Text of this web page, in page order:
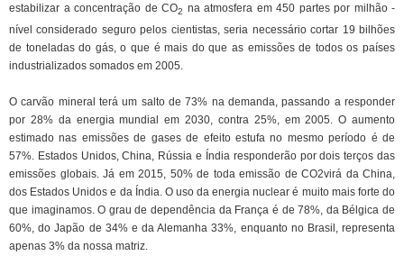
estabilizar a concentração de CO2 na atmosfera em 450 partes por milhão -
nível considerado seguro pelos cientistas, seria necessário cortar 19 bilhões
de toneladas do gás, o que é mais do que as emissões de todos os países
industrializados somados em 2005.
O carvão mineral terá um salto de 73% na demanda, passando a responder
por 28% da energia mundial em 2030, contra 25%, em 2005. O aumento
estimado nas emissões de gases de efeito estufa no mesmo período é de
57%. Estados Unidos, China, Rússia e Índia responderão por dois terços das
emissões globais. Já em 2015, 50% de toda emissão de CO2virá da China,
dos Estados Unidos e da Índia. O uso da energia nuclear é muito mais forte do
que imaginamos. O grau de dependência da França é de 78%, da Bélgica de
60%, do Japão de 34% e da Alemanha 33%, enquanto no Brasil, representa
apenas 3% da nossa matriz.